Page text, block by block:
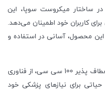
در ساختار میکروست سوپا، این
کاربران خود اطمینان می‌دهد.
محصول، آسانی در استفاده و
. با خرید میکروست سوپا با بورت انعطاف پذیر 100 سی سی، از فناوری
حیاتی برای نیازهای پزشکی خود